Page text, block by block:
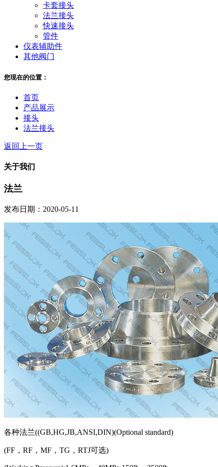
卡套接头
法兰接头
快速接头
管件
仪表辅助件
其他阀门
您现在的位置：
首页
产品展示
接头
法兰接头
返回上一页
关于我们
法兰
发布日期：2020-05-11
各种法兰((GB,HG,JB,ANSI,DIN)(Optional standard)
(FF，RF，MF，TG，RTJ可选)